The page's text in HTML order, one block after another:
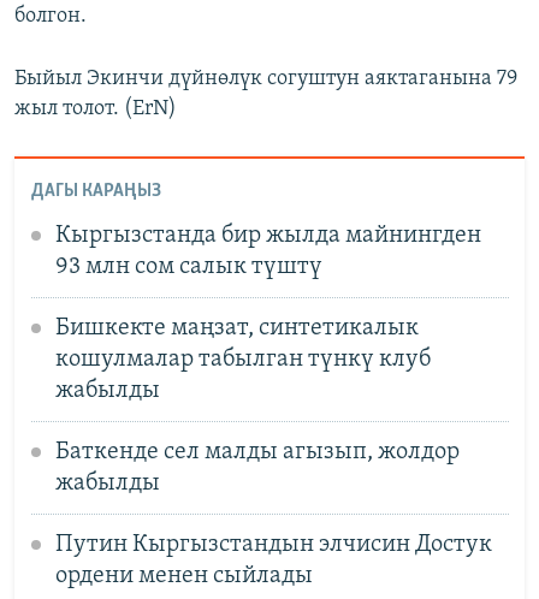
болгон.
Быйыл Экинчи дүйнөлүк согуштун аяктаганына 79
жыл толот. (ErN)
ДАГЫ КАРАҢЫЗ
Кыргызстанда бир жылда майнингден
93 млн сом салык түштү
Бишкекте маңзат, синтетикалык
кошулмалар табылган түнкү клуб
жабылды
Баткенде сел малды агызып, жолдор
жабылды
Путин Кыргызстандын элчисин Достук
ордени менен сыйлады